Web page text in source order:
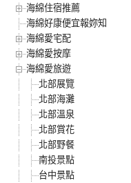
海綿住宿推薦
海綿好康便宜報妳知
海綿愛宅配
海綿愛按摩
海綿愛旅遊
北部展覽
北部海灘
北部溫泉
北部賞花
北部野餐
南投景點
台中景點